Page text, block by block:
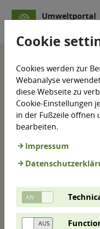
Umweltportal
Klimamonitoring
Klimawandelfolgen-
Der globale
beobacht- und
anhand ausgewählter
lässt sich der
seiner Dynamik
Klima-Indikatoren
Differenzierung
Cookie
Cookies werden zur
Webanalyse
diese Webseite zu
Cookie-Einstellungen
in der Fußzeile öffnen
bearbeiten.
Impressum